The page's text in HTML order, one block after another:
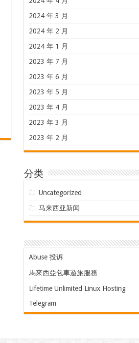
2024 年 3 月
2024 年 2 月
2024 年 1 月
2023 年 7 月
2023 年 6 月
2023 年 5 月
2023 年 4 月
2023 年 3 月
2023 年 2 月
分类
Uncategorized
马来西亚新闻
Abuse 投诉
馬來西亞包車遊旅服務
Lifetime Unlimited Linux Hosting
Telegram